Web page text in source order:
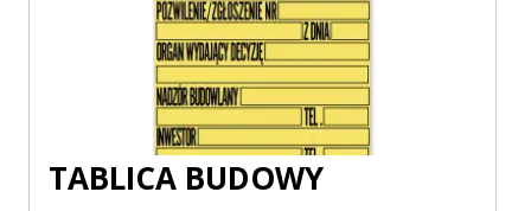
TABLICA BUDOWY